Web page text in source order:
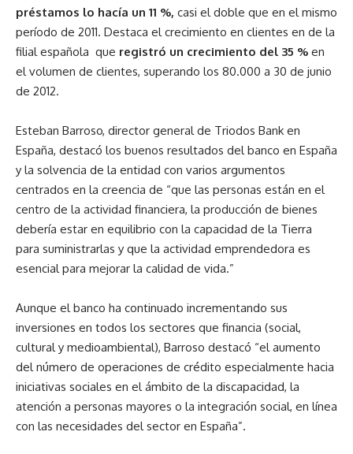
préstamos lo hacía un 11 %, casi el doble que en el mismo
período de 2011. Destaca el crecimiento en clientes en de la
filial española que registró un crecimiento del 35 % en
el volumen de clientes, superando los 80.000 a 30 de junio
de 2012.
Esteban Barroso, director general de Triodos Bank en
España, destacó los buenos resultados del banco en España
y la solvencia de la entidad con varios argumentos
centrados en la creencia de “que las personas están en el
centro de la actividad financiera, la producción de bienes
debería estar en equilibrio con la capacidad de la Tierra
para suministrarlas y que la actividad emprendedora es
esencial para mejorar la calidad de vida.”
Aunque el banco ha continuado incrementando sus
inversiones en todos los sectores que financia (social,
cultural y medioambiental), Barroso destacó “el aumento
del número de operaciones de crédito especialmente hacia
iniciativas sociales en el ámbito de la discapacidad, la
atención a personas mayores o la integración social, en línea
con las necesidades del sector en España”.